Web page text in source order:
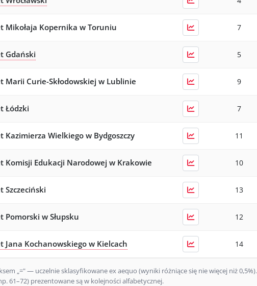
Mikołaja Kopernika w Toruniu 7
Gdański 5
Marii Curie-Skłodowskiej w Lublinie 9
Łódzki 7
Kazimierza Wielkiego w Bydgoszczy 11
Komisji Edukacji Narodowej w Krakowie 10
Szczeciński 13
Pomorski w Słupsku 12
Jana Kochanowskiego w Kielcach 14
„=" — uczelnie sklasyfikowane ex aequo (wyniki różniące się nie więcej niż 0,5%).
61–72) prezentowane są w kolejności alfabetycznej.